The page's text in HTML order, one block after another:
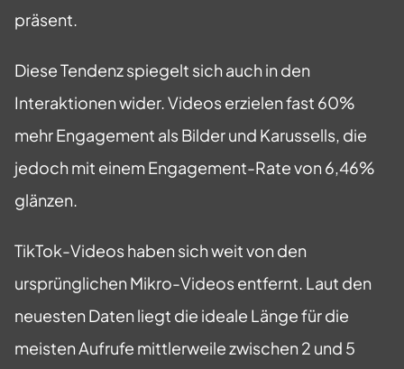
präsent.
Diese Tendenz spiegelt sich auch in den
Interaktionen wider. Videos erzielen fast 60%
mehr Engagement als Bilder und Karussells, die
jedoch mit einem Engagement-Rate von 6,46%
glänzen.
TikTok-Videos haben sich weit von den
ursprünglichen Mikro-Videos entfernt. Laut den
neuesten Daten liegt die ideale Länge für die
meisten Aufrufe mittlerweile zwischen 2 und 5